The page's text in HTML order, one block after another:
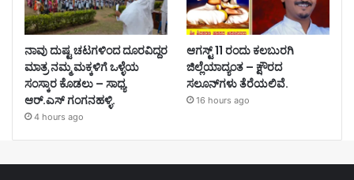
ನಾವು ದುಷ್ಟ ಚಟಗಳಿಂದ ದೂರವಿದ್ದರ
ಮಾತ್ರ ನಮ್ಮ ಮಕ್ಕಳಿಗೆ ಒಳ್ಳೆಯ
ಸಂಸ್ಕಾರ ಕೊಡಲು – ಸಾಧ್ಯ
ಆರ್.ಎಸ್ ಗಂಗನಹಳ್ಳಿ.
4 hours ago
ಆಗಸ್ಟ್ 11 ರಂದು ಕಲಬುರಗಿ
ಜಿಲ್ಲೆಯಾದ್ಯಂತ – ಕ್ಷೌರದ
ಸಲೂನ್‌ಗಳು ತೆರೆಯಲಿವೆ.
16 hours ago